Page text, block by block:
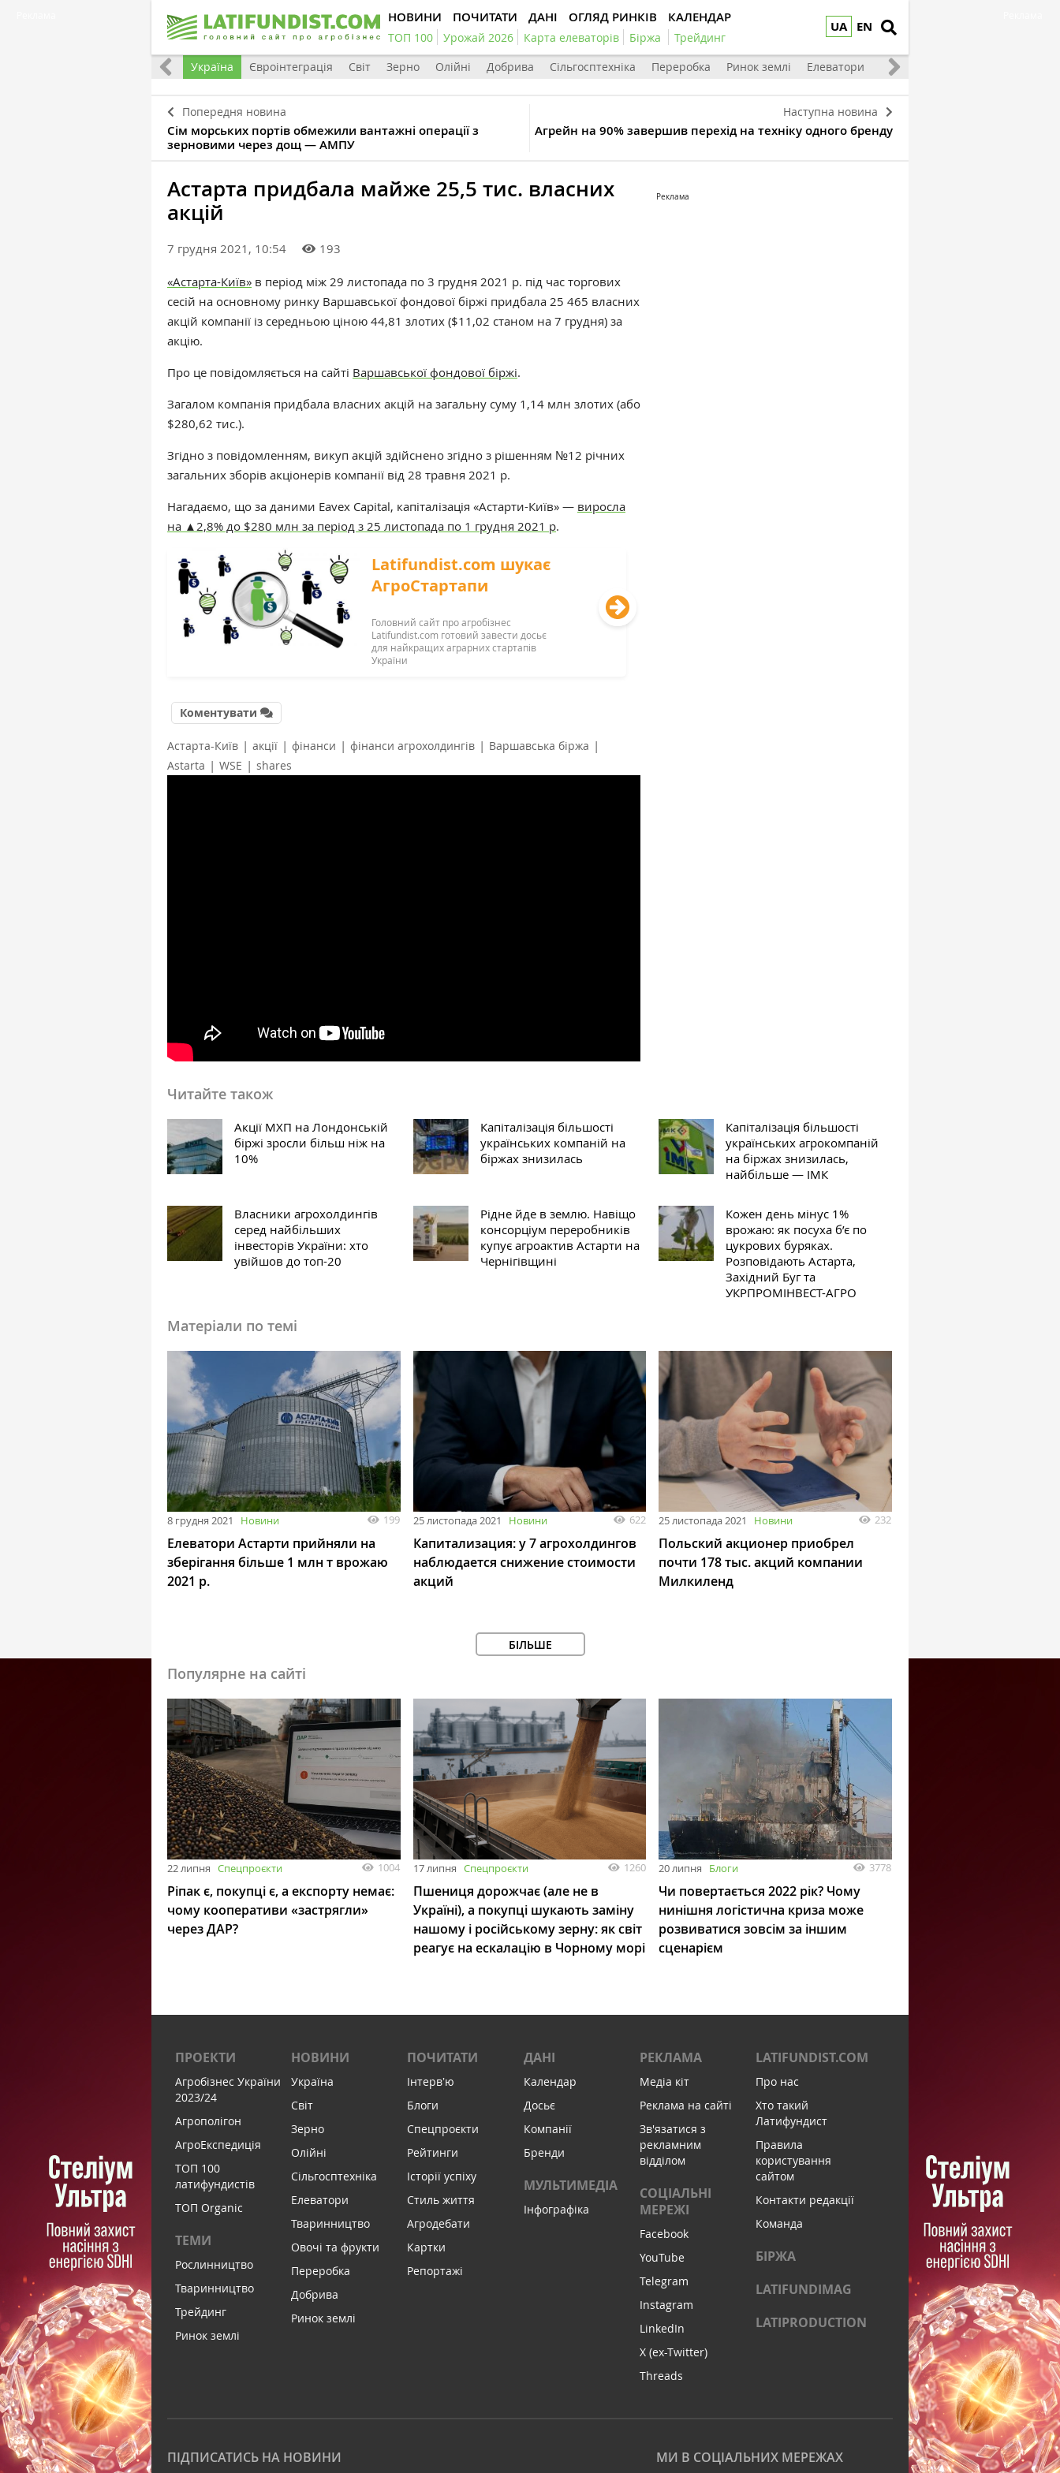
UA EN
НОВИНИ ПОЧИТАТИ ДАНІ ОГЛЯД РИНКІВ КАЛЕНДАР
ТОП 100 Урожай 2026 Карта елеваторів Біржа Трейдинг
Все Україна Євроінтеграція Світ Зерно Олійні Добрива Сільгосптехніка Переробка Ринок землі Елеватори Тваринництво
Попередня новина
Сім морських портів обмежили вантажні операції з
зерновими через дощ — АМПУ
Наступна новина
Агрейн на 90% завершив перехід на техніку одного бренду
Астарта придбала майже 25,5 тис. власних
акцій
7 грудня 2021, 10:54 193
«Астарта-Київ» в період між 29 листопада по 3 грудня 2021 р. під час торгових
сесій на основному ринку Варшавської фондової біржі придбала 25 465 власних
акцій компанії із середньою ціною 44,81 злотих ($11,02 станом на 7 грудня) за
акцію.
Про це повідомляється на сайті Варшавської фондової біржі.
Загалом компанія придбала власних акцій на загальну суму 1,14 млн злотих (або
$280,62 тис.).
Згідно з повідомленням, викуп акцій здійснено згідно з рішенням №12 річних
загальних зборів акціонерів компанії від 28 травня 2021 р.
Нагадаємо, що за даними Eavex Capital, капіталізація «Астарти-Київ» — виросла
на ▲2,8% до $280 млн за період з 25 листопада по 1 грудня 2021 р.
Latifundist.com шукає
АгроСтартапи
Головний сайт про агробізнес
Latifundist.com готовий завести досьє
для найкращих аграрних стартапів
України
Коментувати
Астарта-Київ | акції | фінанси | фінанси агрохолдингів | Варшавська біржа |
Astarta | WSE | shares
Реклама
Читайте також
Акції МХП на Лондонській
біржі зросли більш ніж на
10%
Капіталізація більшості
українських компаній на
біржах знизилась
Капіталізація більшості
українських агрокомпаній
на біржах знизилась,
найбільше — ІМК
Власники агрохолдингів
серед найбільших
інвесторів України: хто
увійшов до топ-20
Рідне йде в землю. Навіщо
консорціум переробників
купує агроактив Астарти на
Чернігівщині
Кожен день мінус 1%
врожаю: як посуха б’є по
цукрових буряках.
Розповідають Астарта,
Західний Буг та
УКРПРОМІНВЕСТ-АГРО
Матеріали по темі
8 грудня 2021 Новини 199
Елеватори Астарти прийняли на
зберігання більше 1 млн т врожаю
2021 р.
25 листопада 2021 Новини 622
Капитализация: у 7 агрохолдингов
наблюдается снижение стоимости
акций
25 листопада 2021 Новини 232
Польский акционер приобрел
почти 178 тыс. акций компании
Милкиленд
БІЛЬШЕ
Популярне на сайті
22 липня Спецпроєкти 1004
Ріпак є, покупці є, а експорту немає:
чому кооперативи «застрягли»
через ДАР?
17 липня Спецпроєкти 1260
Пшениця дорожчає (але не в
Україні), а покупці шукають заміну
нашому і російському зерну: як світ
реагує на ескалацію в Чорному морі
20 липня Блоги 3778
Чи повертається 2022 рік? Чому
нинішня логістична криза може
розвиватися зовсім за іншим
сценарієм
ПРОЕКТИ
Агробізнес України
2023/24
Агрополігон
АгроЕкспедиція
ТОП 100
латифундистів
ТОП Organic
ТЕМИ
Рослинництво
Тваринництво
Трейдинг
Ринок землі
НОВИНИ
Україна
Світ
Зерно
Олійні
Сільгосптехніка
Елеватори
Тваринництво
Овочі та фрукти
Переробка
Добрива
Ринок землі
ПОЧИТАТИ
Інтервʼю
Блоги
Спецпроєкти
Рейтинги
Історії успіху
Стиль життя
Агродебати
Картки
Репортажі
ДАНІ
Календар
Досьє
Компанії
Бренди
МУЛЬТИМЕДІА
Інфографіка
РЕКЛАМА
Медіа кіт
Реклама на сайті
Зв'язатися з
рекламним
відділом
СОЦІАЛЬНІ
МЕРЕЖІ
Facebook
YouTube
Telegram
Instagram
LinkedIn
X (ex-Twitter)
Threads
LATIFUNDIST.COM
Про нас
Хто такий
Латифундист
Правила
користування
сайтом
Контакти редакції
Команда
БІРЖА
LATIFUNDIMAG
LATIPRODUCTION
ПІДПИСАТИСЬ НА НОВИНИ МИ В СОЦІАЛЬНИХ МЕРЕЖАХ